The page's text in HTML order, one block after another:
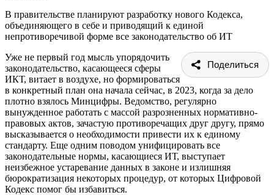
В правительстве планируют разработку нового Кодекса,
объединяющего в себе и приводящий к единой
непротиворечивой форме все законодательство об ИТ
Поделиться
Уже не первый год мысль упорядочить
законодательство, касающееся сферы
ИКТ, витает в воздухе, но формироваться
в конкретный план она начала сейчас, в 2023, когда за дело
плотно взялось Минцифры. Ведомство, регулярно
вынужденное работать с массой разрозненных нормативно-
правовых актов, зачастую противоречащих друг другу, прямо
высказывается о необходимости привести их к единому
стандарту. Еще одним поводом унифицировать все
законодательные нормы, касающиеся ИТ, выступает
неизбежное устаревание данных в законе и излишняя
бюрократизация некоторых процедур, от которых Цифровой
Кодекс помог бы избавиться.